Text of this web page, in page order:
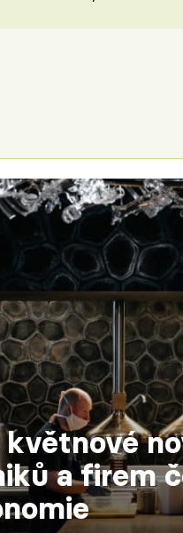
květnové
a firem